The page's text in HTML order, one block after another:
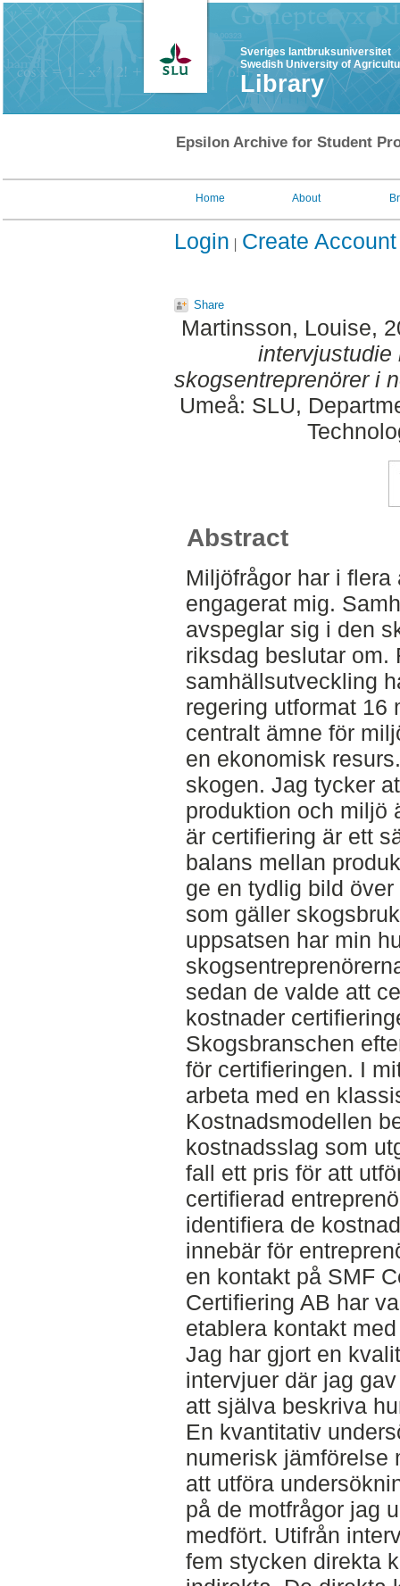
Sveriges lantbruksuniversitet
Swedish University of
Library
Epsilon Archive for Student
Home About
Login Create Account
Share
Martinsson, Louise,
intervjustudie
skogsentreprenörer i
Umeå: SLU,
Abstract
Miljöfrågor har i
engagerat mig.
avspeglar sig i den
riksdag beslutar om.
samhällsutveckling
regering utformat 16
centralt ämne för
en ekonomisk
skogen. Jag tycker
produktion och miljö
är certifiering är ett
balans mellan
ge en tydlig bild
som gäller
uppsatsen har min
sedan de valde att
kostnader
Skogsbranschen
för certifieringen. I
arbeta med en
Kostnadsmodellen
kostnadsslag som
fall ett pris för att
certifierad
identifiera de
innebär för
en kontakt på SMF
Certifiering AB har
etablera kontakt
Jag har gjort en
intervjuer där jag
att själva beskriva
En kvantitativ
numerisk jämförelse
att utföra
på de motfrågor jag
medfört. Utifrån
fem stycken direkta